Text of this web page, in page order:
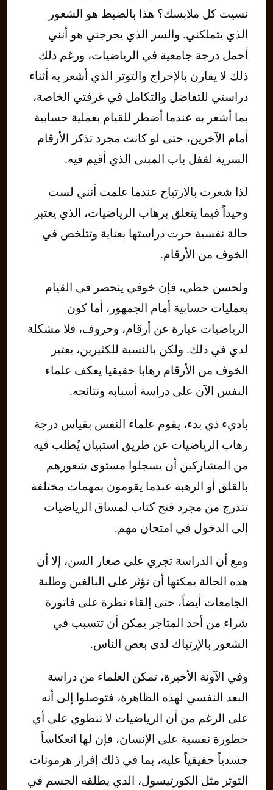
نسيت كل ملابسك؟ هذا بالضبط هو الشعور
الذي يتملكني. والسر الذي يحرجني هو أنني
أحمل درجة جامعية في الرياضيات، ورغم ذلك
ذلك لا يقارن بالإحراج والتوتر الذي أشعر به أثناء
دراستي للتفاضل والتكامل في غرفتي الخاصة،
بما أشعر به عندما أضطر للقيام بعملية حسابية
أمام الآخرين، حتى لو كانت مجرد تذكر الأرقام
السرية لقفل باب المبنى الذي أقيم فيه.
لذا شعرت بالارتياح عندما علمت أنني لست
وحيداً فيما يتعلق برهاب الرياضيات، الذي يعتبر
حالة نفسية جرت دراستها بعناية وتتلخص في
الخوف من الأرقام.
ولحسن حظي، فإن خوفي ينحصر في القيام
بعمليات حسابية أمام الجمهور، أما كون
الرياضيات عبارة عن أرقام، وحروف، فلا مشكلة
لدي في ذلك. ولكن بالنسبة للكثيرين، يعتبر
الخوف من الأرقام رهابا حقيقيا يعكف علماء
النفس الآن على دراسة أسبابه ونتائجه.
باديء ذي بدء، يقوم علماء النفس بقياس درجة
رهاب الرياضيات عن طريق استبيان يُطلب فيه
من المشاركين أن يسجلوا مستوى شعورهم
بالقلق أو الرهبة عندما يقومون بمهمات مختلفة
تتدرج من مجرد فتح كتاب لمساق الرياضيات
إلى الدخول في امتحان مهم.
ومع أن الدراسة تجري على صغار السن، إلا أن
هذه الحالة يمكنها أن تؤثر على البالغين وطلبة
الجامعات أيضاً، حتى إلقاء نظرة على فاتورة
شراء من أحد المتاجر يمكن أن تتسبب في
الشعور بالإرتباك لدى بعض الناس.
وفي الآونة الأخيرة، تمكن العلماء من دراسة
البعد النفسي لهذه الظاهرة، فتوصلوا إلى أنه
على الرغم من أن الرياضيات لا تنطوي على أي
خطورة نفسية على الإنسان، فإن لها انعكاساً
جسدياً حقيقياً عليه، بما في ذلك إفراز هرمونات
التوتر مثل الكورتيسول، الذي يطلقه الجسم في